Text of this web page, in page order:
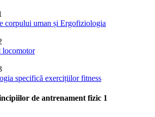
corpului uman și Ergofiziologia
locomotor
specifică exercițiilor fitness
de antrenament fizic 1